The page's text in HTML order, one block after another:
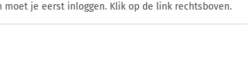
moet je eerst inloggen. Klik op de link rechtsboven.